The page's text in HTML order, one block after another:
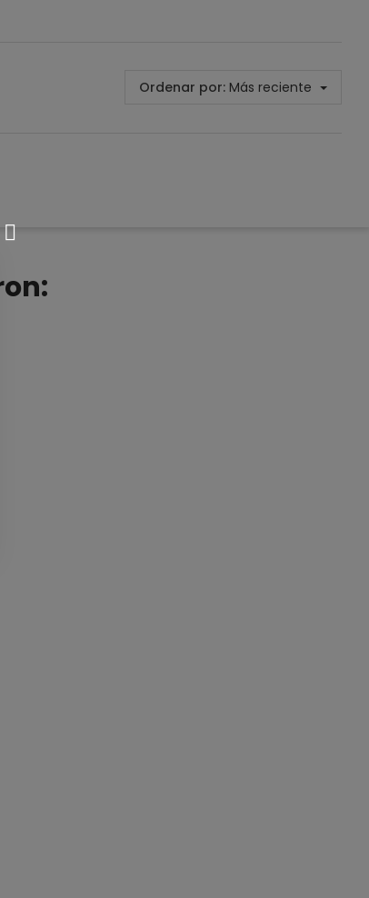
Ordenar por: Más reciente